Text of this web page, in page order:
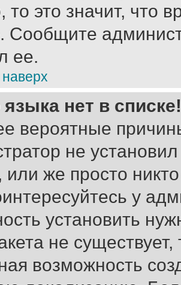
то это значит, что
Сообщите
ее.
нет в списке!
вероятные
не
же просто
у
установить
не
возможность